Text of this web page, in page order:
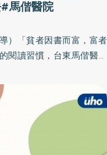
且孩童又是發病後相當
道症狀，在家也要戴口
閉的心靈，而是完全騰
是空的，它隨時都準備好
者的心中有多種可能，專
，不會有預設的包袱及設
習眼前的任何東西，就好
不要把他人的想法或建議
思考。勞倫斯．博德特
Soup）裡寫道：「只有空
馬偕醫院
）「貧者因書而富，富者
閱讀習慣，台東馬偕醫院
計500冊。希望為小朋友
興趣加入書香傳播的民
淨、無破損且適合國小兒
一樓社服組。連絡方式
起為台東的小朋友獻上愛